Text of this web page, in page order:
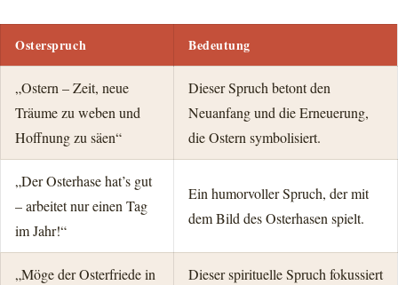
Osterspruch Bedeutung
„Ostern – Zeit, neue
Träume zu weben und
Hoffnung zu säen“
Dieser Spruch betont den
Neuanfang und die Erneuerung,
die Ostern symbolisiert.
„Der Osterhase hat’s gut
– arbeitet nur einen Tag
im Jahr!“
Ein humorvoller Spruch, der mit
dem Bild des Osterhasen spielt.
„Möge der Osterfriede in
Dieser spirituelle Spruch fokussiert